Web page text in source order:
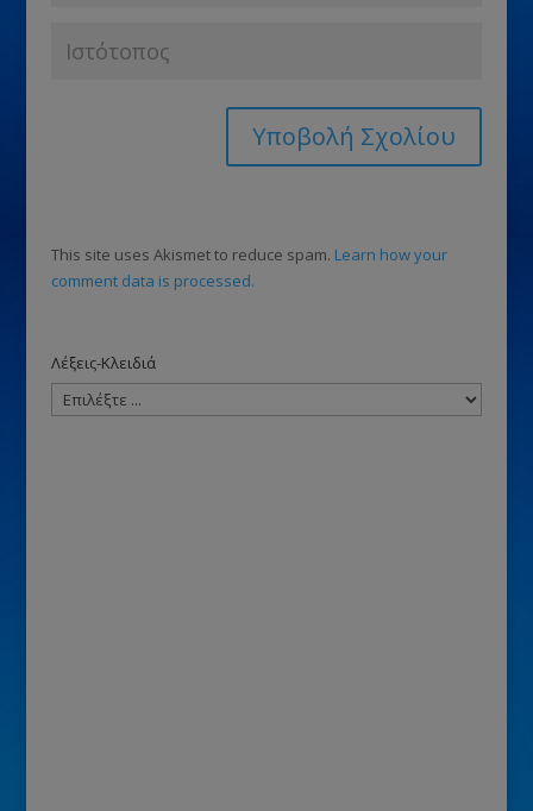
This site uses Akismet to reduce spam. Learn how your
comment data is processed.
Λέξεις-Κλειδιά